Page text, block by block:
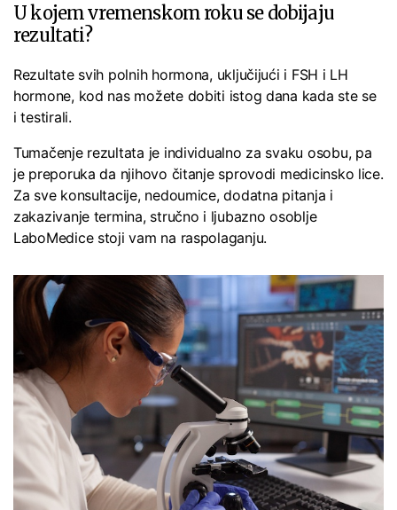
U kojem vremenskom roku se dobijaju
rezultati?
Rezultate svih polnih hormona, uključijući i FSH i LH
hormone, kod nas možete dobiti istog dana kada ste se
i testirali.
Tumačenje rezultata je individualno za svaku osobu, pa
je preporuka da njihovo čitanje sprovodi medicinsko lice.
Za sve konsultacije, nedoumice, dodatna pitanja i
zakazivanje termina, stručno i ljubazno osoblje
LaboMedice stoji vam na raspolaganju.